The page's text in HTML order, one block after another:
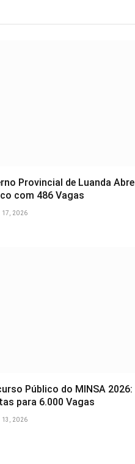
Provincial de Luanda
com 486 Vagas
17, 2026
Público do MINSA
para 6.000 Vagas
13, 2026